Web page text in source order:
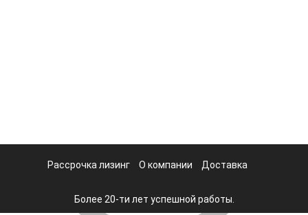
Рассрочка лизинг О компании Доставка
Более 20-ти лет успешной работы.